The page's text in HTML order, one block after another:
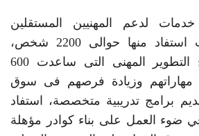
لدعم المهنيين المستقلين
“الفريلانسرز”، حيث استفاد منها حوالى 2200 شخص،
بالإضافة إلى برامج التطوير المهنى التى ساعدت 600
مهاراتهم وزيادة فرصهم فى سوق
برامج تدريبية متخصصة، استفاد
في ضوء العمل على بناء كوادر مؤهلة